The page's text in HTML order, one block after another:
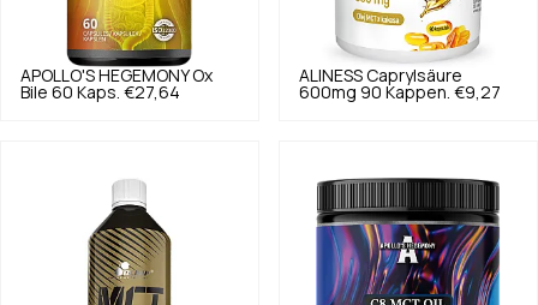
APOLLO'S HEGEMONY Ox
Bile 60 Kaps. €27,64
ALINESS Caprylsäure
600mg 90 Kappen. €9,27